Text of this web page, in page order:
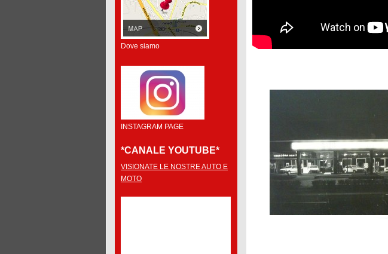
Dove siamo
INSTAGRAM PAGE
*CANALE YOUTUBE*
VISIONATE LE NOSTRE AUTO E
MOTO